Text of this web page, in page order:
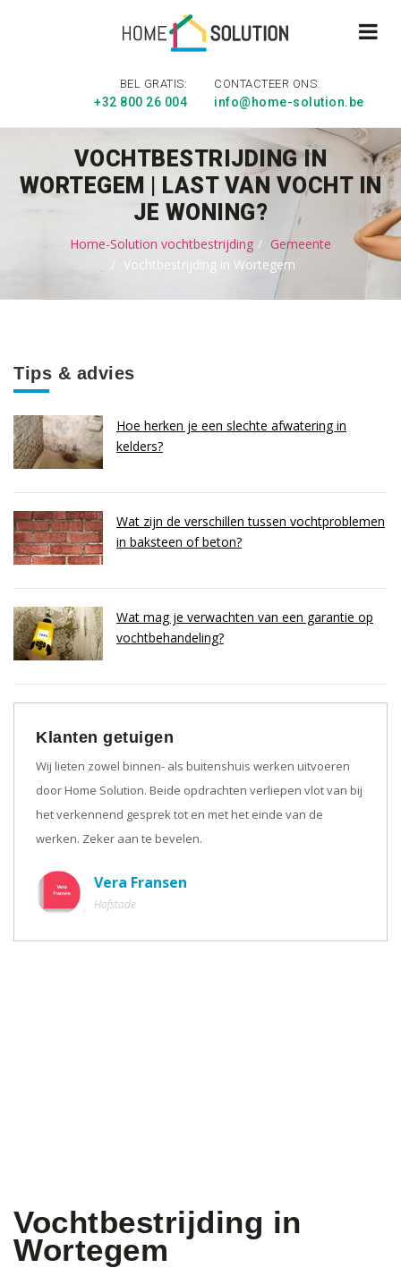
BEL GRATIS:
+32 800 26 004
CONTACTEER ONS:
info@home-solution.be
VOCHTBESTRIJDING IN
WORTEGEM | LAST VAN VOCHT IN
JE WONING?
Home-Solution vochtbestrijding
Gemeente
Vochtbestrijding in Wortegem
Tips & advies
Hoe herken je een slechte afwatering in
kelders?
Wat zijn de verschillen tussen vochtproblemen
in baksteen of beton?
Wat mag je verwachten van een garantie op
vochtbehandeling?
Klanten getuigen
Wij lieten zowel binnen- als buitenshuis werken uitvoeren
door Home Solution. Beide opdrachten verliepen vlot van bij
het verkennend gesprek tot en met het einde van de
werken. Zeker aan te bevelen.
Vera Fransen
Hofstade
Vochtbestrijding in
Wortegem